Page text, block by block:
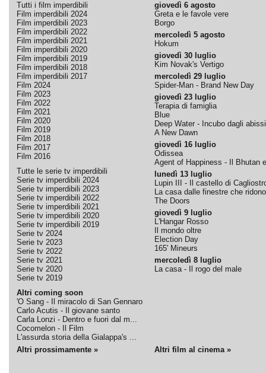
Tutti i film imperdibili
Film imperdibili 2024
Film imperdibili 2023
Film imperdibili 2022
Film imperdibili 2021
Film imperdibili 2020
Film imperdibili 2019
Film imperdibili 2018
Film imperdibili 2017
Film 2024
Film 2023
Film 2022
Film 2021
Film 2020
Film 2019
Film 2018
Film 2017
Film 2016
Tutte le serie tv imperdibili
Serie tv imperdibili 2024
Serie tv imperdibili 2023
Serie tv imperdibili 2022
Serie tv imperdibili 2021
Serie tv imperdibili 2020
Serie tv imperdibili 2019
Serie tv 2024
Serie tv 2023
Serie tv 2022
Serie tv 2021
Serie tv 2020
Serie tv 2019
Altri coming soon
'O Sang - Il miracolo di San Gennaro
Carlo Acutis - Il giovane santo
Carla Lonzi - Dentro e fuori dal m...
Cocomelon - Il Film
L'assurda storia della Gialappa's ...
giovedì 6 agosto
Greta e le favole vere
Borgo
mercoledì 5 agosto
Hokum
giovedì 30 luglio
Kim Novak's Vertigo
mercoledì 29 luglio
Spider-Man - Brand New Day
giovedì 23 luglio
Terapia di famiglia
Blue
Deep Water - Incubo dagli abissi
A New Dawn
giovedì 16 luglio
Odissea
Agent of Happiness - Il Bhutan
lunedì 13 luglio
Lupin III - Il castello di
La casa dalle finestre che ridono
The Doors
giovedì 9 luglio
L'Hangar Rosso
Il mondo oltre
Election Day
165' Mineurs
mercoledì 8 luglio
La casa - Il rogo del male
Altri prossimamente » Altri film al cinema »